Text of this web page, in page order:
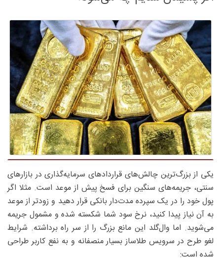
یکی از بزرگ‌ترین چالش‌های قراردادهای سرمایه‌گذاری در بازارهای
سنتی، جریمه‌های سنگین برای فسخ پیش از موعد است. مثلا اگر
پول خود را در یک سپرده مدت‌دار بانکی قرار دهید و زودتر از موعد
به آن نیاز پیدا کنید، نرخ سود شما شکسته شده و مشمول جریمه
می‌شوید. اما وال‌گلد این مانع بزرگ را از سر راه برداشته. شرایط
لغو طرح در سرویس طلاساز بسیار منصفانه و به نفع کاربر طراحی
شده است: